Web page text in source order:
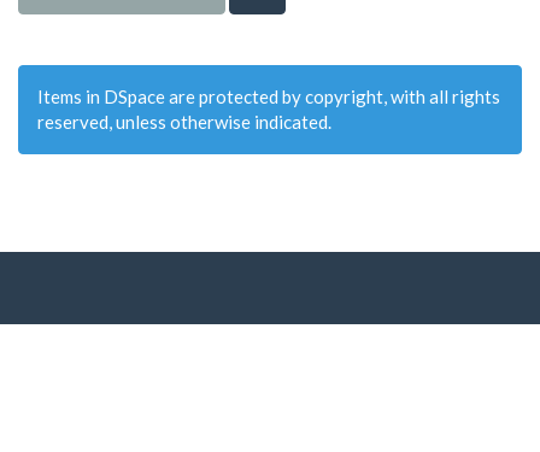
Items in DSpace are protected by copyright, with all rights
reserved, unless otherwise indicated.